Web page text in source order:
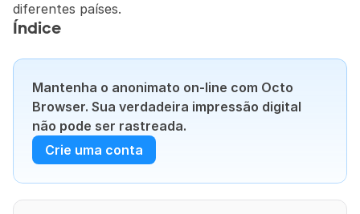
diferentes países.
Índice
Mantenha o anonimato on-line com Octo
Browser. Sua verdadeira impressão digital
não pode ser rastreada.
Crie uma conta